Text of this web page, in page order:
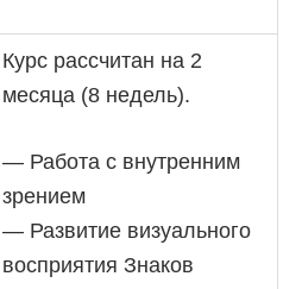
Курс рассчитан на 2
месяца (8 недель).
— Работа с внутренним
зрением
— Развитие визуального
восприятия Знаков